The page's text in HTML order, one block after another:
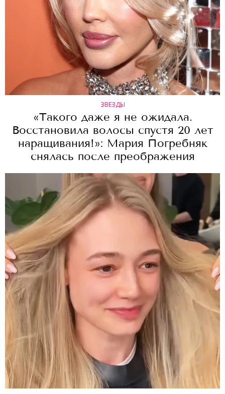
ЗВЕЗДЫ
«Такого даже я не ожидала.
Восстановила волосы спустя 20 лет
наращивания!»: Мария Погребняк
снялась после преображения